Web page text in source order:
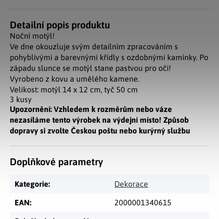
Detailní popis produktu
Noční motýl!
Ve dne okouzluje svým detailním zpracováním s
pohyblivými a barevnými křídly s ozdobnými kamínky. Po
západu slunce se motýl stane pastvou pro oči!
Vyrobeno z kovu a umělého kamene.
Velikost: motýl 14 x 12 cm, tyč 50 cm
3 kusy
Upozornění: Vzhledem k rozměrům nebo váze
nezasíláme tento výrobek na výdejní místo! Způsob
dopravy si zvolte Českou poštu nebo kurýrný službu
Doplňkové parametry
Kategorie: Dekorace
EAN: 2000001340615